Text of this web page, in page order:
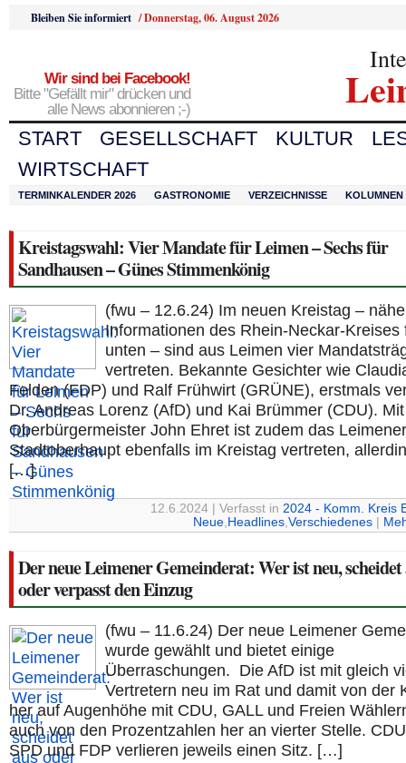
Bleiben Sie informiert /Donnerstag, 06. August 2026
Wir sind bei Facebook!
Bitte "Gefällt mir" drücken und
alle News abonnieren ;-)
START GESELLSCHAFT KULTUR
WIRTSCHAFT
TERMINKALENDER 2026 GASTRONOMIE VERZEICHNISSE KOLUMNEN
Kreistagswahl: Vier Mandate für Leimen – Sechs für
Sandhausen – Günes Stimmenkönig
(fwu – 12.6.24) Im neuen Kreistag –
Informationen des Rhein-Neckar-Kreises
unten – sind aus Leimen vier
vertreten. Bekannte Gesichter wie
Felden (FDP) und Ralf Frühwirt (GRÜNE), erstmals
Dr. Andreas Lorenz (AfD) und Kai Brümmer (CDU). Mit
Oberbürgermeister John Ehret ist zudem das Leimener
Stadtoberhaupt ebenfalls im Kreistag vertreten,
[…]
12.6.2024 | Verfasst in 2024 - Komm. Kreis
Neue, Headlines,Verschiedenes
Der neue Leimener Gemeinderat: Wer ist neu, scheidet
oder verpasst den Einzug
(fwu – 11.6.24) Der neue Leimener
wurde gewählt und bietet einige
Überraschungen. Die AfD ist mit gleich
Vertretern neu im Rat und damit von der
her auf Augenhöhe mit CDU, GALL und Freien
auch von den Prozentzahlen her an vierter Stelle.
SPD und FDP verlieren jeweils einen Sitz. […]